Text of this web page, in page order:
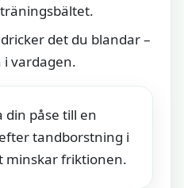
det du blandar –
i vardagen.
din påse till en
tandborstning i
minskar friktionen.